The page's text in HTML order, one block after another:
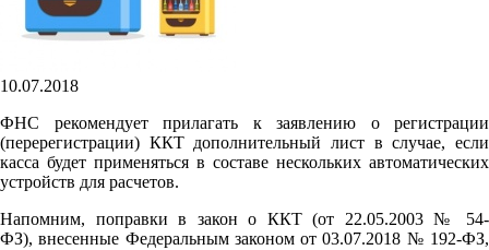
10.07.2018
ФНС рекомендует прилагать к заявлению о регистрации
(перерегистрации) ККТ дополнительный лист в случае, если
касса будет применяться в составе нескольких автоматических
устройств для расчетов.
Напомним, поправки в закон о ККТ (от 22.05.2003 № 54-
ФЗ), внесенные Федеральным законом от 03.07.2018 № 192-ФЗ,